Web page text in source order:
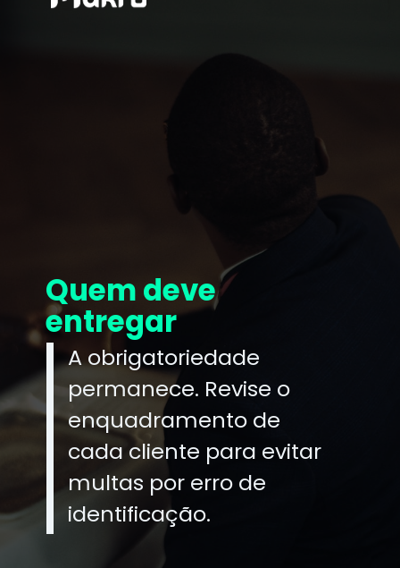
Quem deve
entregar
A obrigatoriedade
permanece. Revise o
enquadramento de
cada cliente para evitar
multas por erro de
identificação.